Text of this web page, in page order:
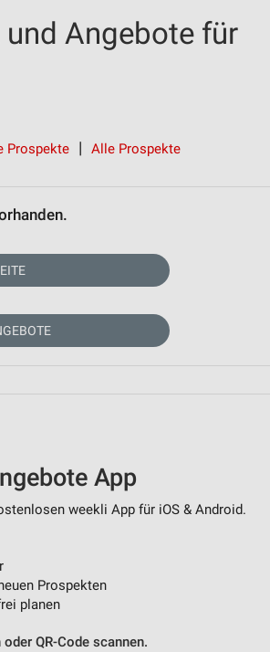
Angebote für
Prospekte Alle Prospekte
App
weekli App für iOS & Android.
Prospekten
planen
QR-Code scannen.